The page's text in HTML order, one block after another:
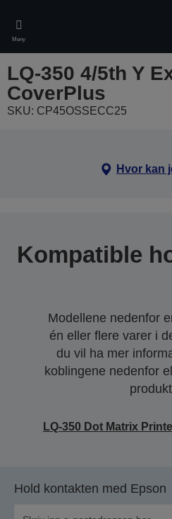
main
content
Meny
LQ-350 4/5th Y
CoverPlus
SKU: CP45OSSECC25
Hvor kan
Kompatible
Modellene nedenfor
én eller flere varer i
du vil ha mer
koblingene nedenfor
LQ-350 Dot Matrix
Hold kontakten med Epson